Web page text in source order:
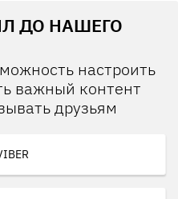
ДО НАШЕГО
настроить
важный контент
друзьям